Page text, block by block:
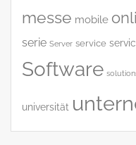
messe mobile
serie Server service
Software
universität